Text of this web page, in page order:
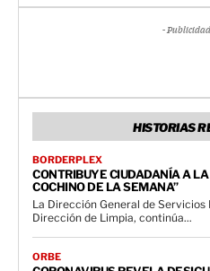
- Publicidad
HISTORIAS
BORDERPLEX
CONTRIBUYE CIUDADANÍA A
COCHINO DE LA SEMANA”
La Dirección General de Servicios
Dirección de Limpia, continúa...
ORBE